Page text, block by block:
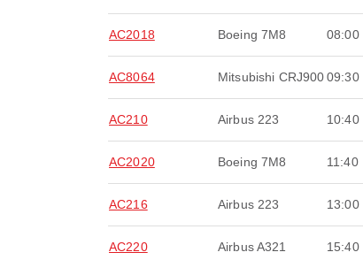
AC2018 Boeing 7M8 08:00
AC8064 Mitsubishi CRJ90009:30
AC210 Airbus 223 10:40
AC2020 Boeing 7M8 11:40
AC216 Airbus 223 13:00
AC220 Airbus A321 15:40